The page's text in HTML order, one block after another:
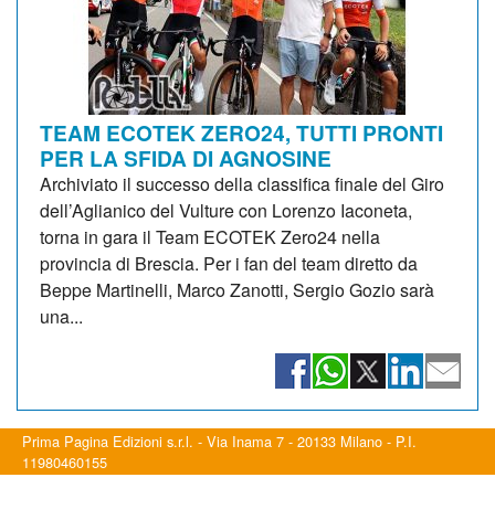
TEAM ECOTEK ZERO24, TUTTI PRONTI
PER LA SFIDA DI AGNOSINE
Archiviato il successo della classifica finale del Giro
dell’Aglianico del Vulture con Lorenzo Iaconeta,
torna in gara il Team ECOTEK Zero24 nella
provincia di Brescia. Per i fan del team diretto da
Beppe Martinelli, Marco Zanotti, Sergio Gozio sarà
una...
Prima Pagina Edizioni s.r.l. - Via Inama 7 - 20133 Milano - P.I.
11980460155